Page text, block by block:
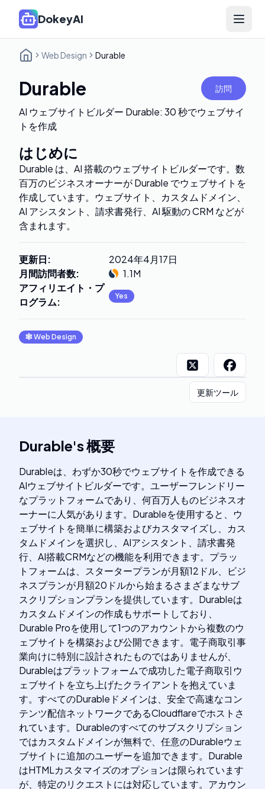
DokeyAI Open
Web Design Durable
Durable 訪問
AI ウェブサイトビルダー Durable: 30 秒でウェブサイ
トを作成
はじめに
Durable は、AI 搭載のウェブサイトビルダーです。数
百万のビジネスオーナーが Durable でウェブサイトを
作成しています。ウェブサイト、カスタムドメイン、
AI アシスタント、請求書発行、AI 駆動の CRM などが
含まれます。
更新日:
2024年4月17日
月間訪問者数:
1.1M
アフィリエイト・プ
ログラム: Yes
🕸Web Design
更新ツール
Durable's概要
Durableは、わずか30秒でウェブサイトを作成できる
AIウェブサイトビルダーです。ユーザーフレンドリー
なプラットフォームであり、何百万人ものビジネスオ
ーナーに人気があります。Durableを使用すると、ウ
ェブサイトを簡単に構築およびカスタマイズし、カス
タムドメインを選択し、AIアシスタント、請求書発
行、AI搭載CRMなどの機能を利用できます。プラッ
トフォームは、スタータープランが月額12ドル、ビジ
ネスプランが月額20ドルから始まるさまざまなサブ
スクリプションプランを提供しています。Durableは
カスタムドメインの作成もサポートしており、
Durable Proを使用して1つのアカウントから複数のウ
ェブサイトを構築および公開できます。電子商取引事
業向けに特別に設計されたものではありませんが、
Durableはプラットフォームで成功した電子商取引ウ
ェブサイトを立ち上げたクライアントを抱えていま
す。すべてのDurableドメインは、安全で高速なコン
テンツ配信ネットワークであるCloudflareでホストさ
れています。Durableのすべてのサブスクリプション
ではカスタムドメインが無料で、任意のDurableウェ
ブサイトに追加のユーザーを追加できます。Durable
はHTMLカスタマイズのオプションは限られています
が、特定のリクエストには対応しています。アカウン